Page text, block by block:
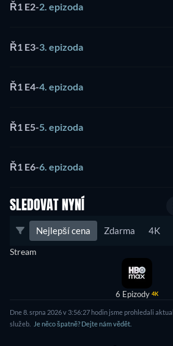
Ř1 E2-2. epizoda
Ř1 E3-3. epizoda
Ř1 E4-4. epizoda
Ř1 E5-5. epizoda
Ř1 E6-6. epizoda
SLEDOVAT NYNÍ
Nejlepší cena Zdarma 4K
Stream
6 Epizody 4K
Dne 8. srpna 2026 v 3:56:27 hodin jsme prohledali
služeb.
Je něco špatně? Dejte nám vědět.